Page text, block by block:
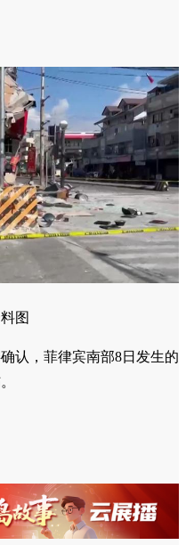
图
认，菲律宾南部8日发生的